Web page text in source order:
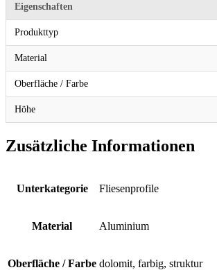
Eigenschaften
Produkttyp
Material
Oberfläche / Farbe
Höhe
Zusätzliche Informationen
Unterkategorie Fliesenprofile
Material Aluminium
Oberfläche / Farbe dolomit, farbig, struktur